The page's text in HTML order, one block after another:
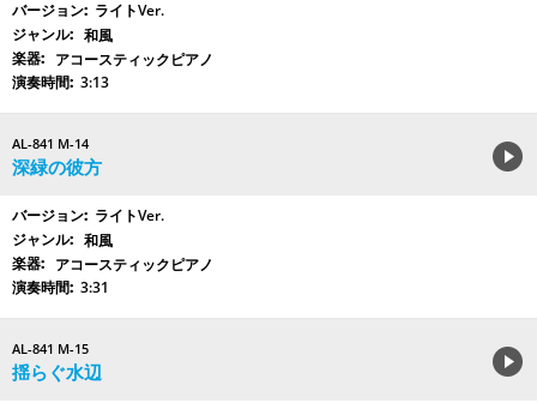
ライトVer.
和風
アコースティックピアノ
3:13
AL-841 M-14
深緑の彼方
ライトVer.
和風
アコースティックピアノ
3:31
AL-841 M-15
揺らぐ水辺